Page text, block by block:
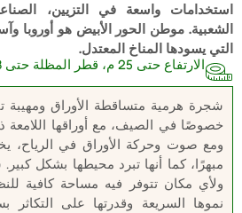
استخدامات واسعة في التزيين،
الشعبية. موطن الحور الأبيض هو أوروبا
التي يسودها المناخ المعتدل.
الارتفاع حتى 25 م، قطر المظلة حتى 8 م
شجرة هرمية متساقطة الأوراق ومهيبة
خصوصًا في الصيف، مع أوراقها اللامعة
ومع صوت وحركة الأوراق في الرياح،
مبهرًا، كما أنها تبرد محيطها بشكل
ولأي مكان تتوفر فيه مساحة كافية
نموها السريعة وقدرتها على التكاثر